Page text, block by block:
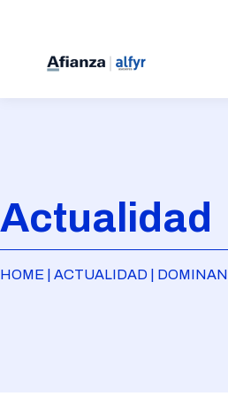
Actualidad
HOME | ACTUALIDAD |